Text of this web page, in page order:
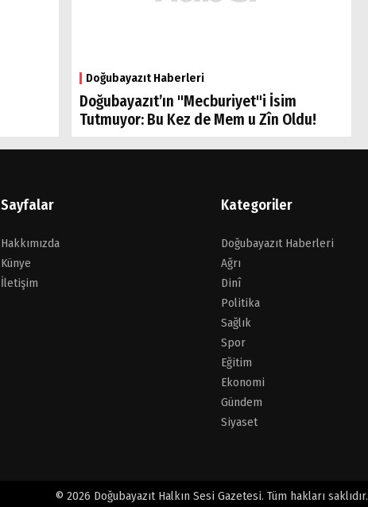
Doğubayazıt Haberleri
Doğubayazıt’ın "Mecburiyet"i İsim
Tutmuyor: Bu Kez de Mem u Zîn Oldu!
Sayfalar
Hakkımızda
Künye
İletişim
Kategoriler
Doğubayazıt Haberleri
Ağrı
Dinî
Politika
Sağlık
Spor
Eğitim
Ekonomi
Gündem
Siyaset
© 2026 Doğubayazıt Halkın Sesi Gazetesi. Tüm hakları saklıdır.